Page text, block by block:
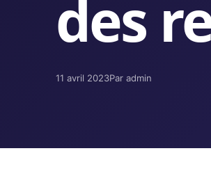
des
11 avril 2023Par admin